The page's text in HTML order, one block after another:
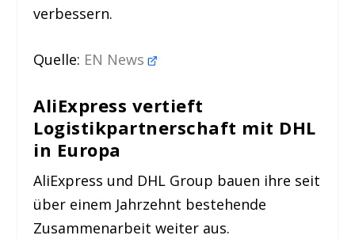
verbessern.
Quelle: EN News
AliExpress vertieft
Logistikpartnerschaft mit DHL
in Europa
AliExpress und DHL Group bauen ihre seit
über einem Jahrzehnt bestehende
Zusammenarbeit weiter aus.